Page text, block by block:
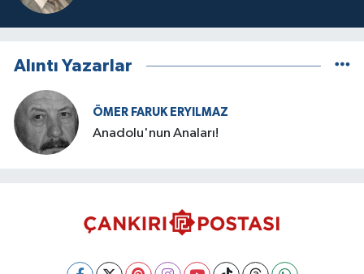
Alıntı Yazarlar
ÖMER FARUK ERYILMAZ
Anadolu'nun Anaları!